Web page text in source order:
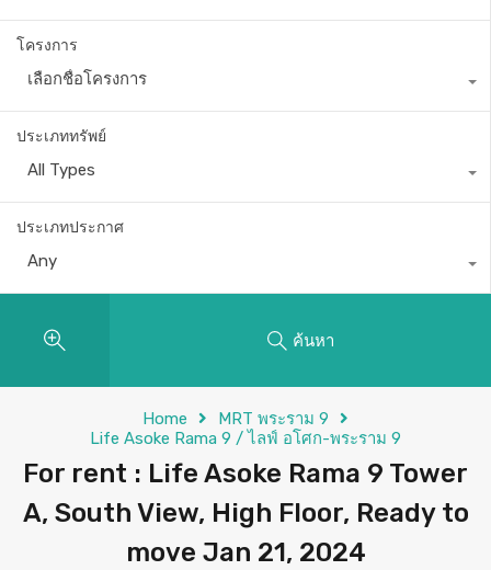
โครงการ
เลือกชื่อโครงการ
ประเภททรัพย์
All Types
ประเภทประกาศ
Any
ค้นหา
Home
MRT พระราม 9
Life Asoke Rama 9 / ไลฟ์ อโศก-พระราม 9
For rent : Life Asoke Rama 9 Tower
A, South View, High Floor, Ready to
move Jan 21, 2024